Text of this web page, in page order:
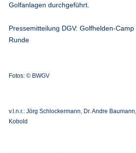
Golfanlagen durchgeführt.
Pressemitteilung DGV: Golfhelden-
Runde
Fotos: © BWGV
v.l.n.r.: Jörg Schlockermann, Dr. Andre
Kobold